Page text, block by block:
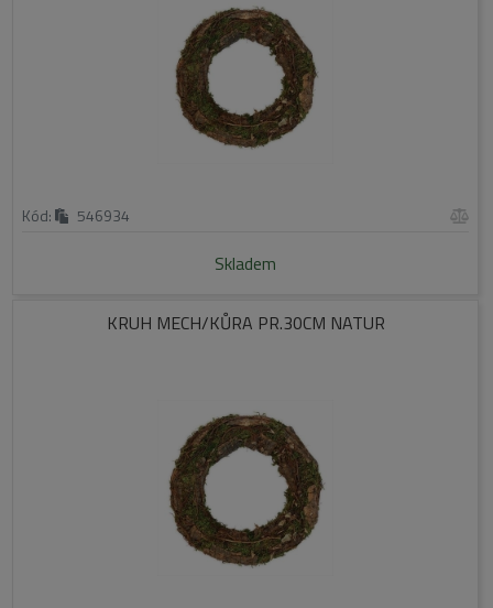
Kód: 546934
Skladem
KRUH MECH/KŮRA PR.30CM NATUR